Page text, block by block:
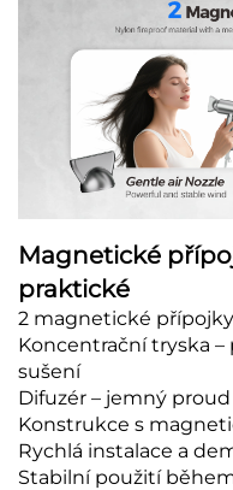
Magnetické
praktické
2 magnetické
Koncentrační tryska
sušení
Difuzér – jemný
Konstrukce s
Rychlá instalace a
Stabilní použití